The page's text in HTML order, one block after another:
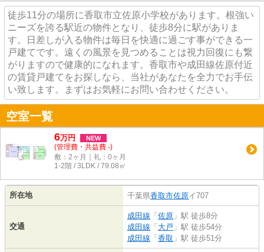
徒歩11分の場所に香取市立佐原小学校があります。根強い
ニーズを誇る駅近の物件となり、徒歩8分に駅がありま
す。日差しが入る物件は毎日を快適に過ごす事ができる一
戸建てです。遠くの風景を見つめることは視力回復にも繋
がりますので健康的になれます。香取市や成田線佐原付近
の賃貸戸建てをお探しなら、当社があなたを全力でお手伝
い致します。まずはお気軽にお問い合わせください。
空室一覧
6万円 NEW
(管理費・共益費 -)
敷：2ヶ月｜礼：0ヶ月
1-2階 / 3LDK / 79.08㎡
所在地 千葉県香取市佐原イ707
交通
成田線 「佐原 」駅 徒歩8分
成田線 「大戸 」駅 徒歩54分
成田線 「香取 」駅 徒歩51分